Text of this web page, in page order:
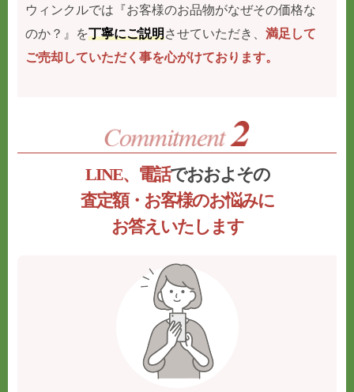
ウィンクルでは『お客様のお品物がなぜその価格な
のか？』を丁寧にご説明させていただき、満足して
ご売却していただく事を心がけております。
LINE、電話でおおよその
査定額・お客様のお悩みに
お答えいたします